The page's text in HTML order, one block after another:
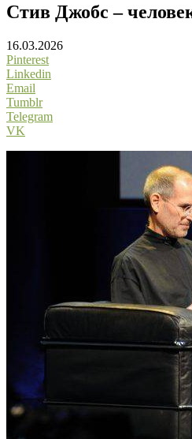
Стив Джобс –
16.03.2026
Pinterest
Linkedin
Email
Tumblr
Telegram
VK